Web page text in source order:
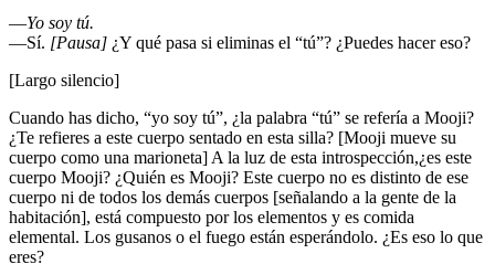
―Yo soy tú.
―Sí. [Pausa] ¿Y qué pasa si eliminas el “tú”? ¿Puedes hacer eso?
[Largo silencio]
Cuando has dicho, “yo soy tú”, ¿la palabra “tú” se refería a Mooji?
¿Te refieres a este cuerpo sentado en esta silla? [Mooji mueve su
cuerpo como una marioneta] A la luz de esta introspección,¿es este
cuerpo Mooji? ¿Quién es Mooji? Este cuerpo no es distinto de ese
cuerpo ni de todos los demás cuerpos [señalando a la gente de la
habitación], está compuesto por los elementos y es comida
elemental. Los gusanos o el fuego están esperándolo. ¿Es eso lo que
eres?